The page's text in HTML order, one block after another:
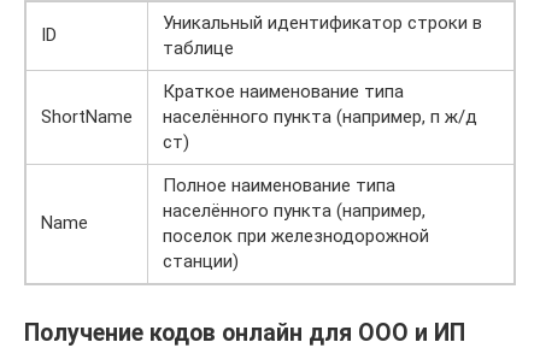
ID
Уникальный идентификатор строки в
таблице
ShortName
Краткое наименование типа
населённого пункта (например, п ж/д
ст)
Name
Полное наименование типа
населённого пункта (например,
поселок при железнодорожной
станции)
Получение кодов онлайн для ООО и ИП